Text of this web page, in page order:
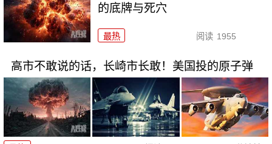
的底牌与死穴
最热 阅读 1955
高市不敢说的话，长崎市长敢！美国投的原子弹